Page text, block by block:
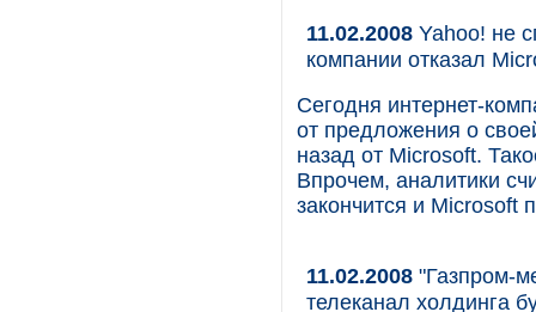
11.02.2008 Yahoo! не
компании отказал
Сегодня интернет-
от предложения о
назад от Microsoft.
Впрочем, аналитики
закончится и Microsoft
11.02.2008 "Газпром-
телеканал холдинга